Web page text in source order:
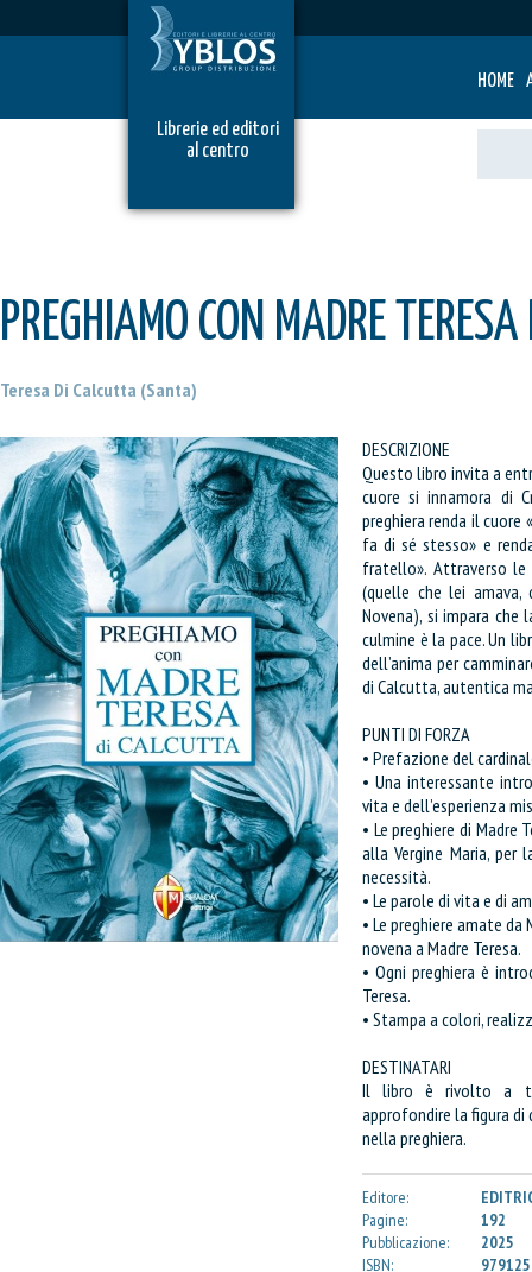
HOME
Librerie ed editori
al centro
PREGHIAMO CON MADRE
Teresa Di Calcutta (Santa)
DESCRIZIONE
Questo libro invita a
cuore si innamora di
preghiera renda il
fa di sé stesso» e
fratello». Attraverso le
(quelle che lei
Novena), si impara
culmine è la pace. Un
dell’anima per
di Calcutta, autentica
PUNTI DI FORZA
• Prefazione del
• Una interessante
vita e dell’esperienza
• Le preghiere di Madre
alla Vergine Maria,
necessità.
• Le parole di vita e di
• Le preghiere amate da
novena a Madre Teresa.
• Ogni preghiera è
Teresa.
• Stampa a colori,
DESTINATARI
Il libro è rivolto a
approfondire la figura di
nella preghiera.
Editore:
Pagine:
192
Pubblicazione:
2025
ISBN: